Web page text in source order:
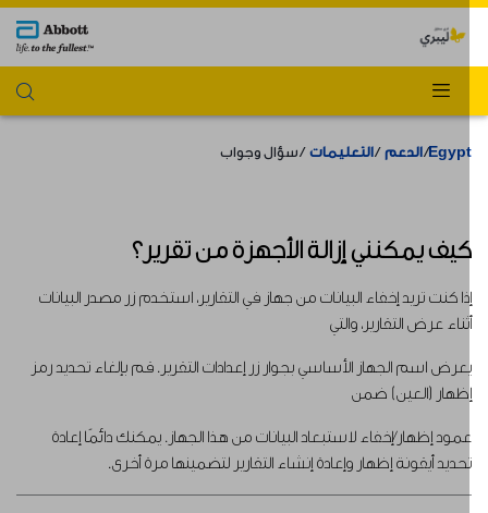
الدعم التعليمات سؤال وجواب
يمكنني إزالة الأجهزة من تقرير؟
كنت تريد إخفاء البيانات من جهاز في التقارير، استخدم زر مصدر البيانات
عرض التقارير، والتي
اسم الجهاز الأساسي بجوار زر إعدادات التقرير. قم بإلغاء تحديد رمز
(العين) ضمن
إظهار/إخفاء لاستبعاد البيانات من هذا الجهاز. يمكنك دائمًا إعادة
أيقونة إظهار وإعادة إنشاء التقارير لتضمينها مرة أخرى.